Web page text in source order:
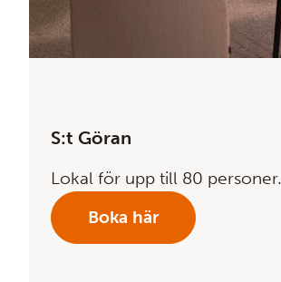
S:t Göran
Lokal för upp till 80 personer.
Boka här